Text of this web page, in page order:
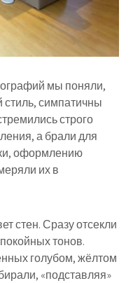
мы поняли,
стиль, симпатичны
строго
а брали для
оформлению
их в
стен. Сразу отсекли
тонов.
голубом, жёлтом
«подставляя»